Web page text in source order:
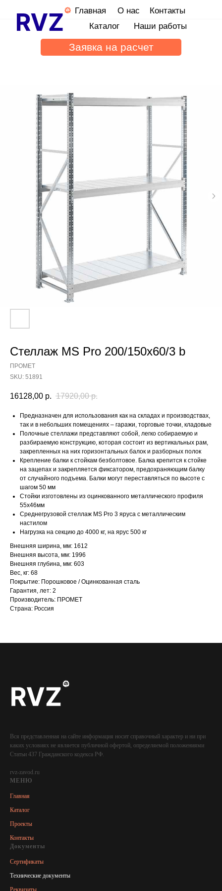
Главная
О нас
Наши работы
Каталог
Контакты
Заявка на расчет
Стеллаж MS Pro 200/150x60/3 b
ПРОМЕТ
SKU: 51891
16128,00 р. 17920,00 р.
Предназначен для использования как на складах и производствах,
так и в небольших помещениях – гаражи, торговые точки, кладовые
Полочные стеллажи представляют собой, легко собираемую и
разбираемую конструкцию, которая состоит из вертикальных рам,
закрепленных на них горизонтальных балок и разборных полок
Крепление балки к стойкам безболтовое. Балка крепится к стойке
на зацепах и закрепляется фиксатором, предохраняющим балку
от случайного подъема. Балки могут переставляться по высоте с
шагом 50 мм
Стойки изготовлены из оцинкованного металлического профиля
55х46мм
Среднегрузовой стеллаж MS Pro 3 ярусa с металлическим
настилом
Нагрузка на секцию до 4000 кг, на ярус 500 кг
Внешняя ширина, мм: 1612
Внешняя высота, мм: 1996
Внешняя глубина, мм: 603
Вес, кг: 68
Покрытие: Порошковое / Оцинкованная сталь
Гарантия, лет: 2
Производитель: ПРОМЕТ
Страна: Россия
Вся представленная на сайте информация носит справочный характер и ни при
каких условиях не является публичной офертой, определяемой положениями
Статьи 437 Гражданского кодекса РФ.
rvz-zavod.ru
МЕНЮ
Главная
Каталог
Проекты
Контакты
Документы
Сертификаты
Технические документы
Реквизиты